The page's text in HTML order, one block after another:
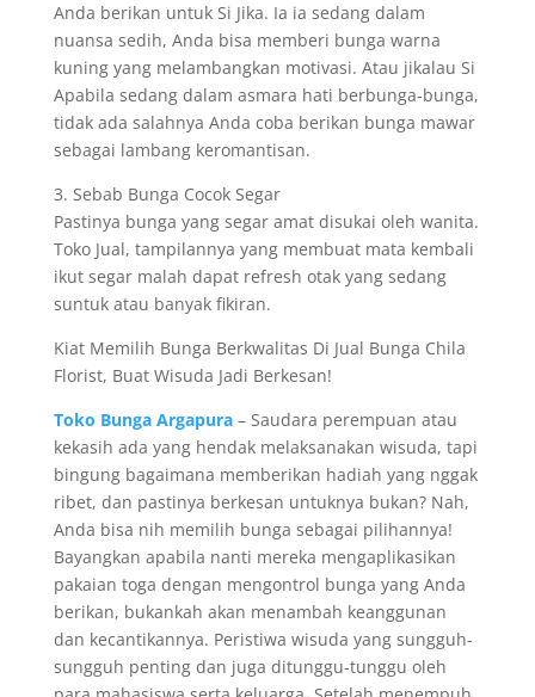
Anda berikan untuk Si Jika. Ia ia sedang dalam
nuansa sedih, Anda bisa memberi bunga warna
kuning yang melambangkan motivasi. Atau jikalau Si
Apabila sedang dalam asmara hati berbunga-bunga,
tidak ada salahnya Anda coba berikan bunga mawar
sebagai lambang keromantisan.
3. Sebab Bunga Cocok Segar
Pastinya bunga yang segar amat disukai oleh wanita.
Toko Jual, tampilannya yang membuat mata kembali
ikut segar malah dapat refresh otak yang sedang
suntuk atau banyak fikiran.
Kiat Memilih Bunga Berkwalitas Di Jual Bunga Chila
Florist, Buat Wisuda Jadi Berkesan!
Toko Bunga Argapura– Saudara perempuan atau
kekasih ada yang hendak melaksanakan wisuda, tapi
bingung bagaimana memberikan hadiah yang nggak
ribet, dan pastinya berkesan untuknya bukan? Nah,
Anda bisa nih memilih bunga sebagai pilihannya!
Bayangkan apabila nanti mereka mengaplikasikan
pakaian toga dengan mengontrol bunga yang Anda
berikan, bukankah akan menambah keanggunan
dan kecantikannya. Peristiwa wisuda yang sungguh-
sungguh penting dan juga ditunggu-tunggu oleh